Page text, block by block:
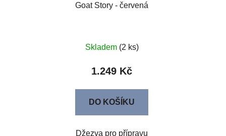
Goat Story - červená
Skladem (2 ks)
1.249 Kč
DO KOŠÍKU
Džezva pro přípravu